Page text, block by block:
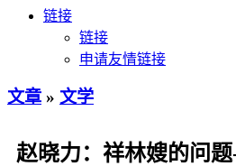
链接
链接
申请友情链接
文章 » 文学
赵晓力：祥林嫂的问